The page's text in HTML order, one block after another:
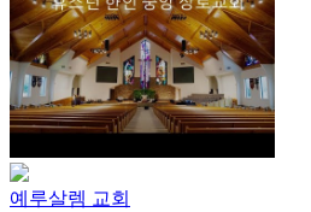
예루살렘 교회